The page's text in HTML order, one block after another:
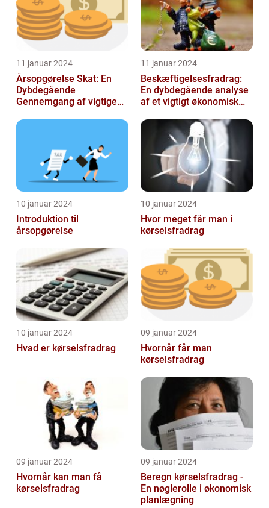
11 januar 2024
Årsopgørelse Skat: En
Dybdegående
Gennemgang af vigtige
finansfolk
11 januar 2024
Beskæftigelsesfradrag:
En dybdegående analyse
af et vigtigt økonomisk
finansf...
10 januar 2024
Introduktion til
årsopgørelse
10 januar 2024
Hvor meget får man i
kørselsfradrag
10 januar 2024
Hvad er kørselsfradrag
09 januar 2024
Hvornår får man
kørselsfradrag
09 januar 2024
Hvornår kan man få
kørselsfradrag
09 januar 2024
Beregn kørselsfradrag -
En nøglerolle i økonomisk
planlægning